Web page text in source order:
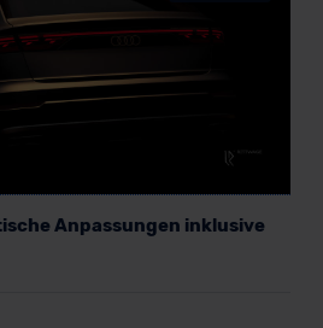
Anpassungen inklusive